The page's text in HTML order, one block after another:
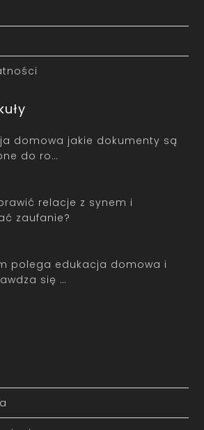
domowa jakie dokumenty są
do ro…
relacje z synem i
zaufanie?
polega edukacja domowa i
się …